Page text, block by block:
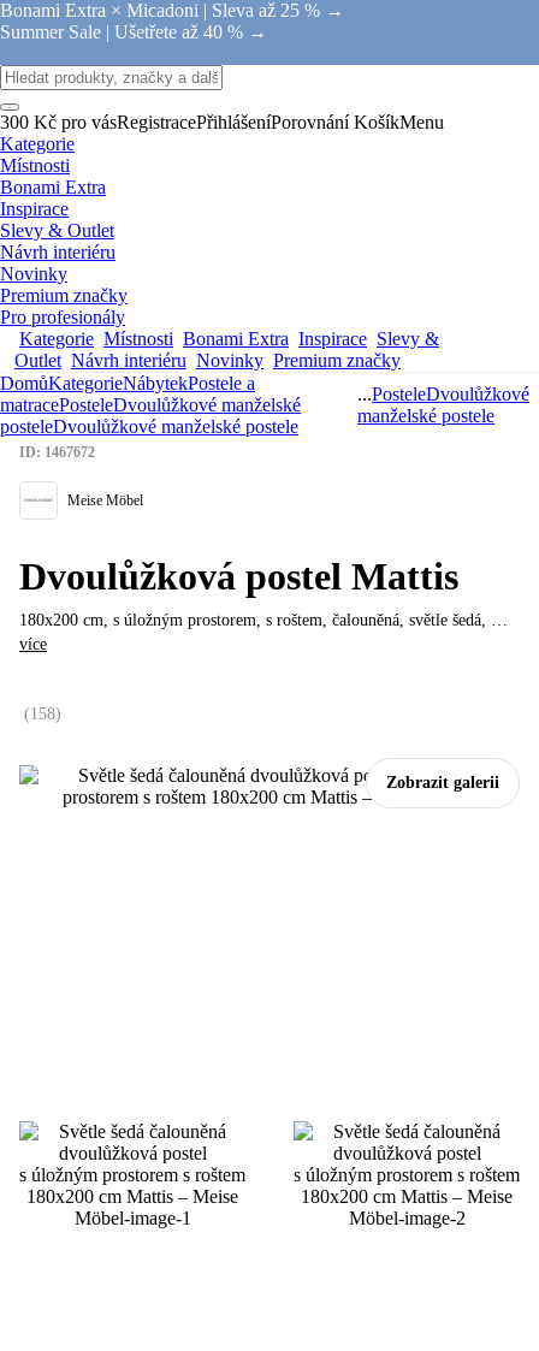
Bonami Extra × Micadoni | Sleva až 25 % →
Summer Sale | Ušetřete až 40 % →
300 Kč pro vásRegistracePřihlášeníPorovnání KošíkMenu
Kategorie
Místnosti
Bonami Extra
Inspirace
Slevy & Outlet
Návrh interiéru
Novinky
Premium značky
Pro profesionály
Kategorie Místnosti Bonami Extra Inspirace Slevy &
Outlet Návrh interiéru Novinky Premium značky
DomůKategorieNábytekPostele a
matracePosteleDvoulůžkové manželské
posteleDvoulůžkové manželské postele
...PosteleDvoulůžkové
manželské postele
Zobrazit galerii
ID: 1467672
Meise Möbel
Dvoulůžková postel Mattis
180x200 cm, s úložným prostorem, s roštem, čalouněná, světle šedá, …
více
(158)